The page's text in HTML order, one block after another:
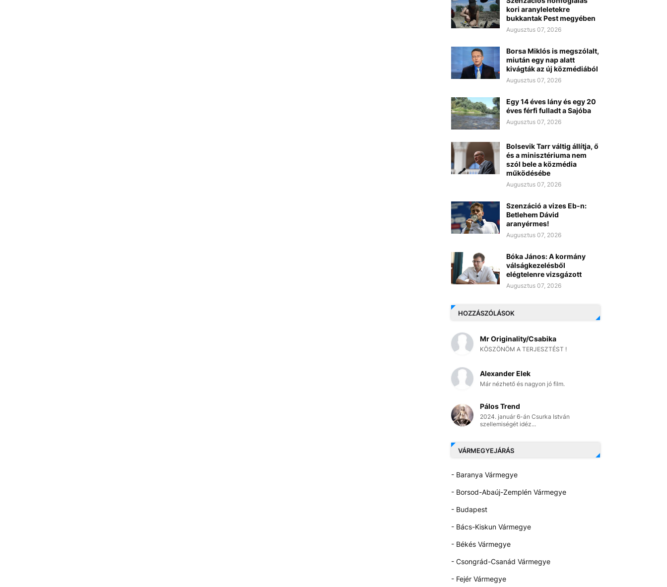
kori aranyleletekre
bukkantak Pest megyében
Augusztus 07, 2026
Borsa Miklós is megszólalt,
miután egy nap alatt
kivágták az új közmédiából
Augusztus 07, 2026
Egy 14 éves lány és egy 20
éves férfi fulladt a Sajóba
Augusztus 07, 2026
Bolsevik Tarr váltig állítja, ő
és a minisztériuma nem
szól bele a közmédia
működésébe
Augusztus 07, 2026
Szenzáció a vizes Eb-n:
Betlehem Dávid
aranyérmes!
Augusztus 07, 2026
Bóka János: A kormány
válságkezelésből
elégtelenre vizsgázott
Augusztus 07, 2026
HOZZÁSZÓLÁSOK
Mr Originality/Csabika
KÖSZÖNÖM A TERJESZTÉST !
Alexander Elek
Már nézhető és nagyon jó film.
Pálos Trend
2024. január 6-án Csurka István
szellemiségét idéz...
VÁRMEGYEJÁRÁS
- Baranya Vármegye
- Borsod-Abaúj-Zemplén Vármegye
- Budapest
- Bács-Kiskun Vármegye
- Békés Vármegye
- Csongrád-Csanád Vármegye
- Fejér Vármegye